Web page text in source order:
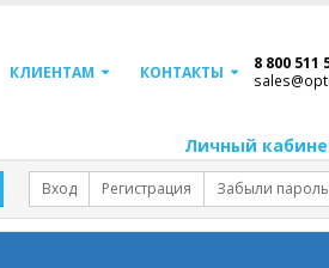
КЛИЕНТАМ КОНТАКТЫ 8 800 511
Личный
Вход Регистрация Забыли